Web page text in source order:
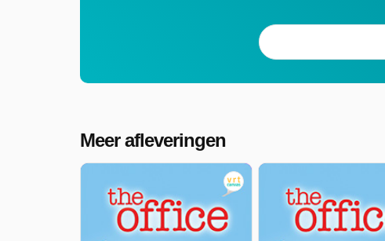
Meer afleveringen